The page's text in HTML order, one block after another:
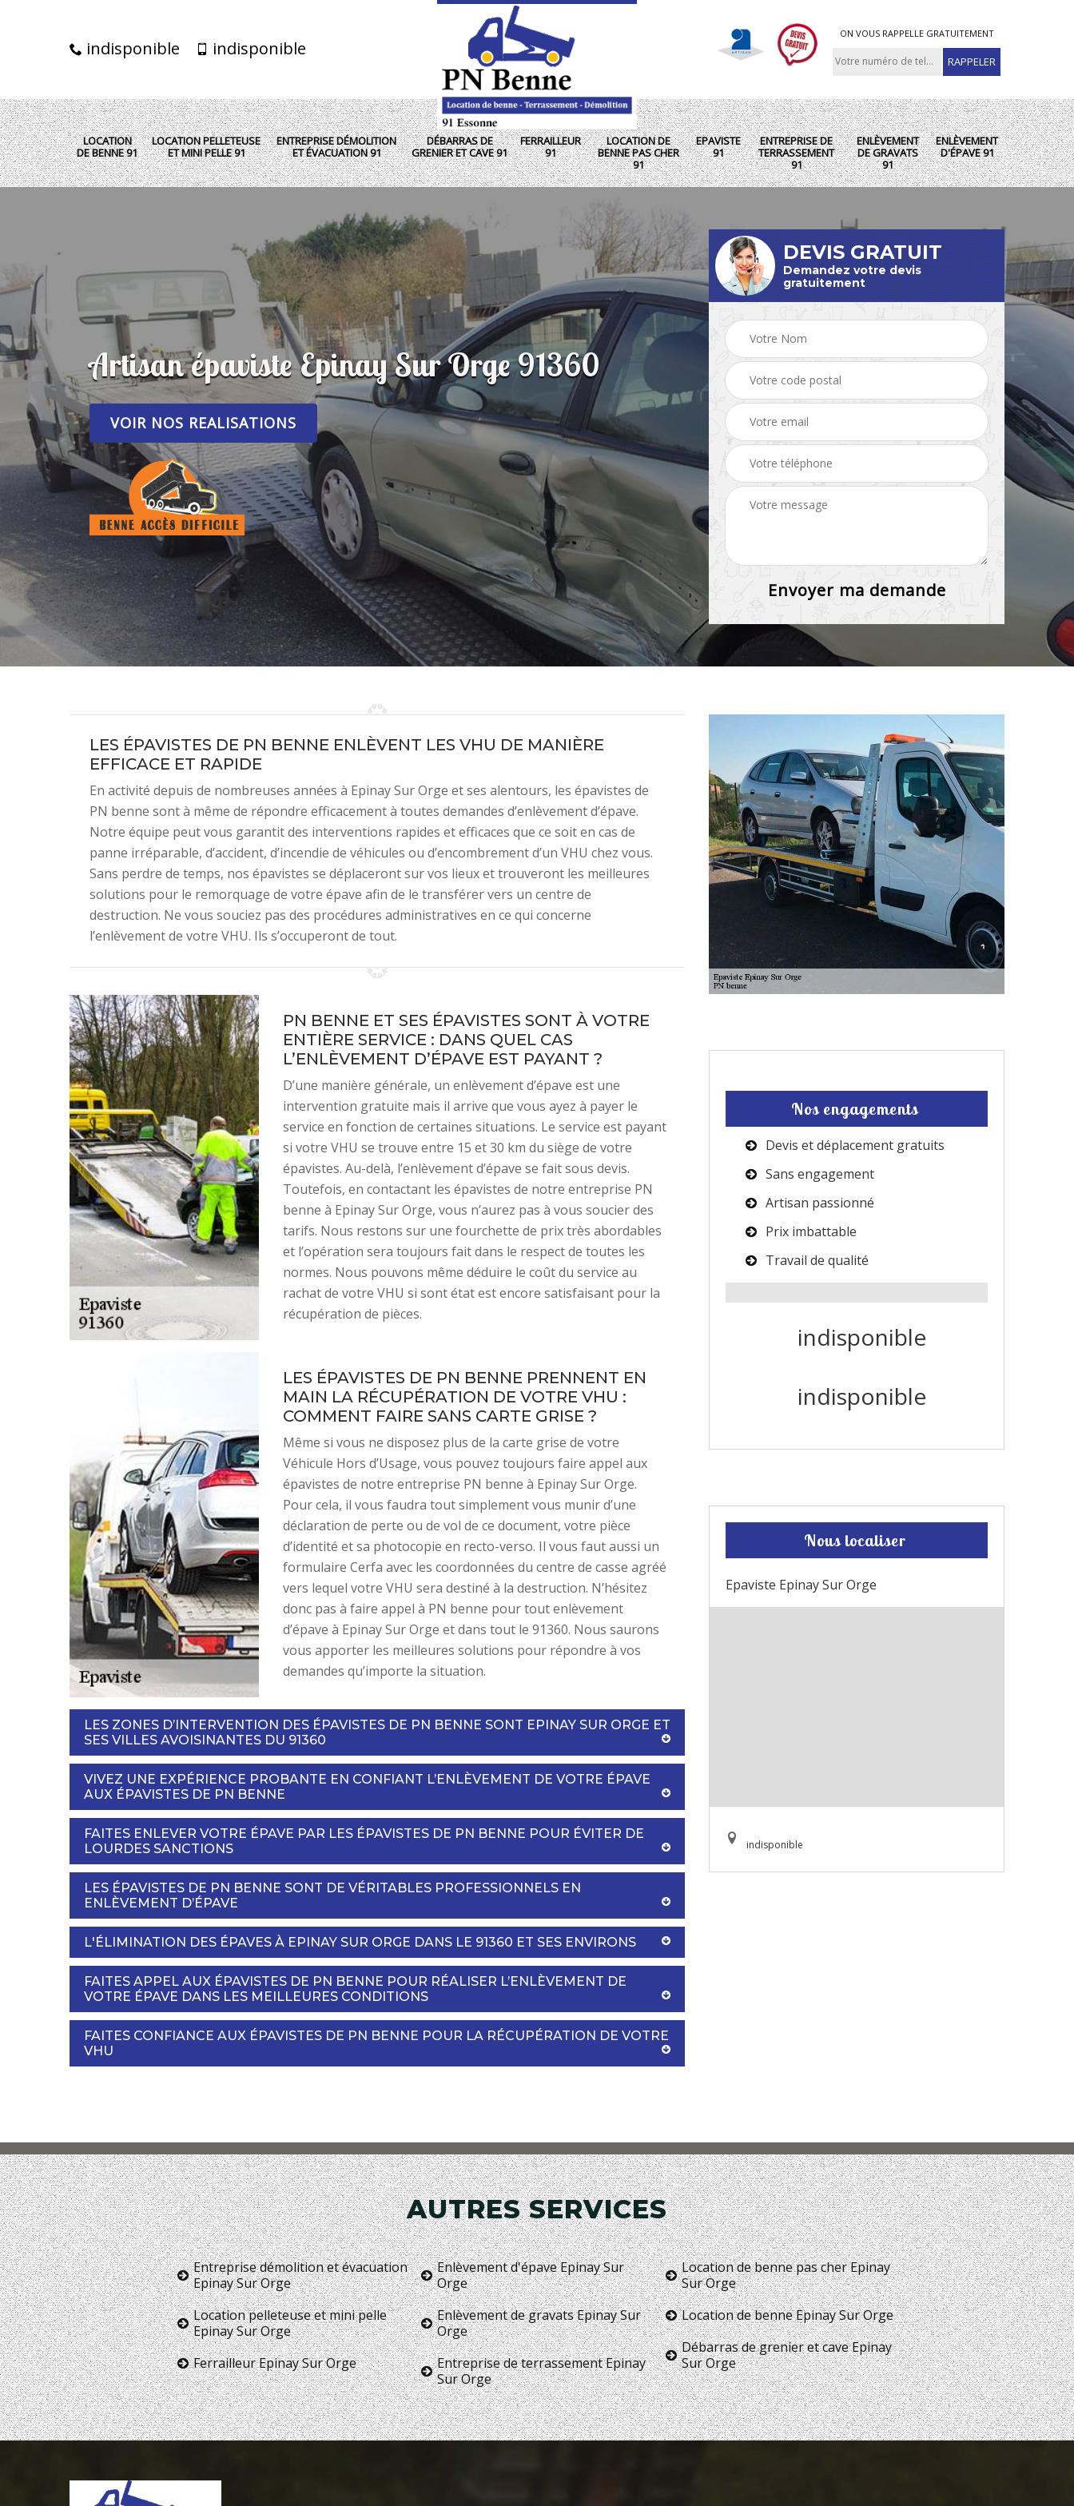
indisponible indisponible
ON VOUS RAPPELLE GRATUITEMENT
LOCATION
DE BENNE 91
LOCATION PELLETEUSE
ET MINI PELLE 91
ENTREPRISE DÉMOLITION
ET ÉVACUATION 91
DÉBARRAS DE
GRENIER ET CAVE 91
FERRAILLEUR
91
LOCATION DE
BENNE PAS CHER
91
EPAVISTE
91
ENTREPRISE DE
TERRASSEMENT
91
ENLÈVEMENT
DE GRAVATS
91
ENLÈVEMENT
D'ÉPAVE 91
Artisan épaviste Epinay Sur Orge 91360
VOIR NOS REALISATIONS
DEVIS GRATUIT
Demandez votre devis
gratuitement
LES ÉPAVISTES DE PN BENNE ENLÈVENT LES VHU DE MANIÈRE
EFFICACE ET RAPIDE
En activité depuis de nombreuses années à Epinay Sur Orge et ses alentours, les épavistes de
PN benne sont à même de répondre efficacement à toutes demandes d’enlèvement d’épave.
Notre équipe peut vous garantit des interventions rapides et efficaces que ce soit en cas de
panne irréparable, d’accident, d’incendie de véhicules ou d’encombrement d’un VHU chez vous.
Sans perdre de temps, nos épavistes se déplaceront sur vos lieux et trouveront les meilleures
solutions pour le remorquage de votre épave afin de le transférer vers un centre de
destruction. Ne vous souciez pas des procédures administratives en ce qui concerne
l’enlèvement de votre VHU. Ils s’occuperont de tout.
PN BENNE ET SES ÉPAVISTES SONT À VOTRE
ENTIÈRE SERVICE : DANS QUEL CAS
L’ENLÈVEMENT D’ÉPAVE EST PAYANT ?
D’une manière générale, un enlèvement d’épave est une
intervention gratuite mais il arrive que vous ayez à payer le
service en fonction de certaines situations. Le service est payant
si votre VHU se trouve entre 15 et 30 km du siège de votre
épavistes. Au-delà, l’enlèvement d’épave se fait sous devis.
Toutefois, en contactant les épavistes de notre entreprise PN
benne à Epinay Sur Orge, vous n’aurez pas à vous soucier des
tarifs. Nous restons sur une fourchette de prix très abordables
et l’opération sera toujours fait dans le respect de toutes les
normes. Nous pouvons même déduire le coût du service au
rachat de votre VHU si sont état est encore satisfaisant pour la
récupération de pièces.
LES ÉPAVISTES DE PN BENNE PRENNENT EN
MAIN LA RÉCUPÉRATION DE VOTRE VHU :
COMMENT FAIRE SANS CARTE GRISE ?
Même si vous ne disposez plus de la carte grise de votre
Véhicule Hors d’Usage, vous pouvez toujours faire appel aux
épavistes de notre entreprise PN benne à Epinay Sur Orge.
Pour cela, il vous faudra tout simplement vous munir d’une
déclaration de perte ou de vol de ce document, votre pièce
d’identité et sa photocopie en recto-verso. Il vous faut aussi un
formulaire Cerfa avec les coordonnées du centre de casse agréé
vers lequel votre VHU sera destiné à la destruction. N’hésitez
donc pas à faire appel à PN benne pour tout enlèvement
d’épave à Epinay Sur Orge et dans tout le 91360. Nous saurons
vous apporter les meilleures solutions pour répondre à vos
demandes qu’importe la situation.
LES ZONES D’INTERVENTION DES ÉPAVISTES DE PN BENNE SONT EPINAY SUR ORGE ET
SES VILLES AVOISINANTES DU 91360
VIVEZ UNE EXPÉRIENCE PROBANTE EN CONFIANT L’ENLÈVEMENT DE VOTRE ÉPAVE
AUX ÉPAVISTES DE PN BENNE
FAITES ENLEVER VOTRE ÉPAVE PAR LES ÉPAVISTES DE PN BENNE POUR ÉVITER DE
LOURDES SANCTIONS
LES ÉPAVISTES DE PN BENNE SONT DE VÉRITABLES PROFESSIONNELS EN
ENLÈVEMENT D’ÉPAVE
L'ÉLIMINATION DES ÉPAVES À EPINAY SUR ORGE DANS LE 91360 ET SES ENVIRONS
FAITES APPEL AUX ÉPAVISTES DE PN BENNE POUR RÉALISER L’ENLÈVEMENT DE
VOTRE ÉPAVE DANS LES MEILLEURES CONDITIONS
FAITES CONFIANCE AUX ÉPAVISTES DE PN BENNE POUR LA RÉCUPÉRATION DE VOTRE
VHU
Nos engagements
Devis et déplacement gratuits
Sans engagement
Artisan passionné
Prix imbattable
Travail de qualité
indisponible
indisponible
Nous localiser
Epaviste Epinay Sur Orge
indisponible
AUTRES SERVICES
Entreprise démolition et évacuation
Epinay Sur Orge
Location pelleteuse et mini pelle
Epinay Sur Orge
Ferrailleur Epinay Sur Orge
Enlèvement d'épave Epinay Sur
Orge
Enlèvement de gravats Epinay Sur
Orge
Entreprise de terrassement Epinay
Sur Orge
Location de benne pas cher Epinay
Sur Orge
Location de benne Epinay Sur Orge
Débarras de grenier et cave Epinay
Sur Orge